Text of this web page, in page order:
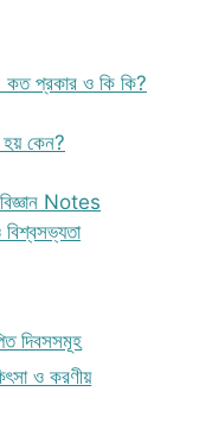
প্রকার ও কি কি?
হয় কেন?
Notes
বিশ্বসভ্যতা
দিবসসমূহ
ও করণীয়